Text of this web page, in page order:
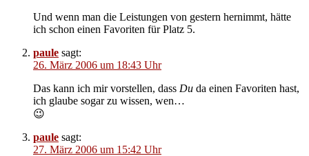
Und wenn man die Leistungen von gestern hernimmt, hätte
ich schon einen Favoriten für Platz 5.
paule sagt:
26. März 2006 um 18:43 Uhr
Das kann ich mir vorstellen, dass Du da einen Favoriten hast,
ich glaube sogar zu wissen, wen…
😉
paule sagt:
27. März 2006 um 15:42 Uhr